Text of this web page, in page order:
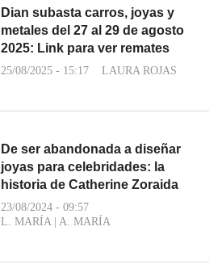
Dian subasta carros, joyas y
metales del 27 al 29 de agosto
2025: Link para ver remates
25/08/2025 - 15:17 LAURA ROJAS
De ser abandonada a diseñar
joyas para celebridades: la
historia de Catherine Zoraida
23/08/2024 - 09:57
L. MARÍA | A. MARÍA